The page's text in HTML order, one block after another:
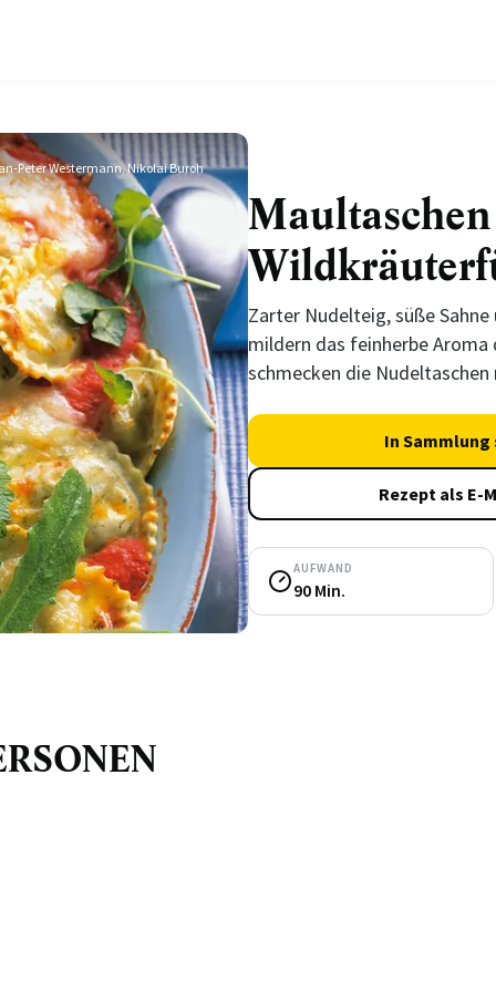
Peter Westermann, Nikolai Buroh
Zarter Nudelteig, süße
mildern das feinherbe
schmecken die
In Sammlung
Rezept als E-
AUFWAND
90 Min.